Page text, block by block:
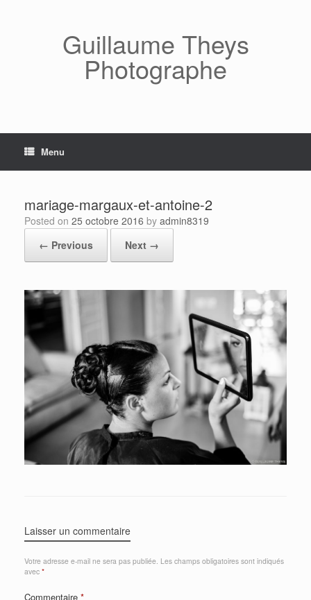
Guillaume Theys
Photographe
Menu
mariage-margaux-et-antoine-2
Posted on 25 octobre 2016 by admin8319
← Previous
Next →
Laisser un commentaire
Votre adresse e-mail ne sera pas publiée. Les champs obligatoires sont indiqués
avec *
Commentaire *